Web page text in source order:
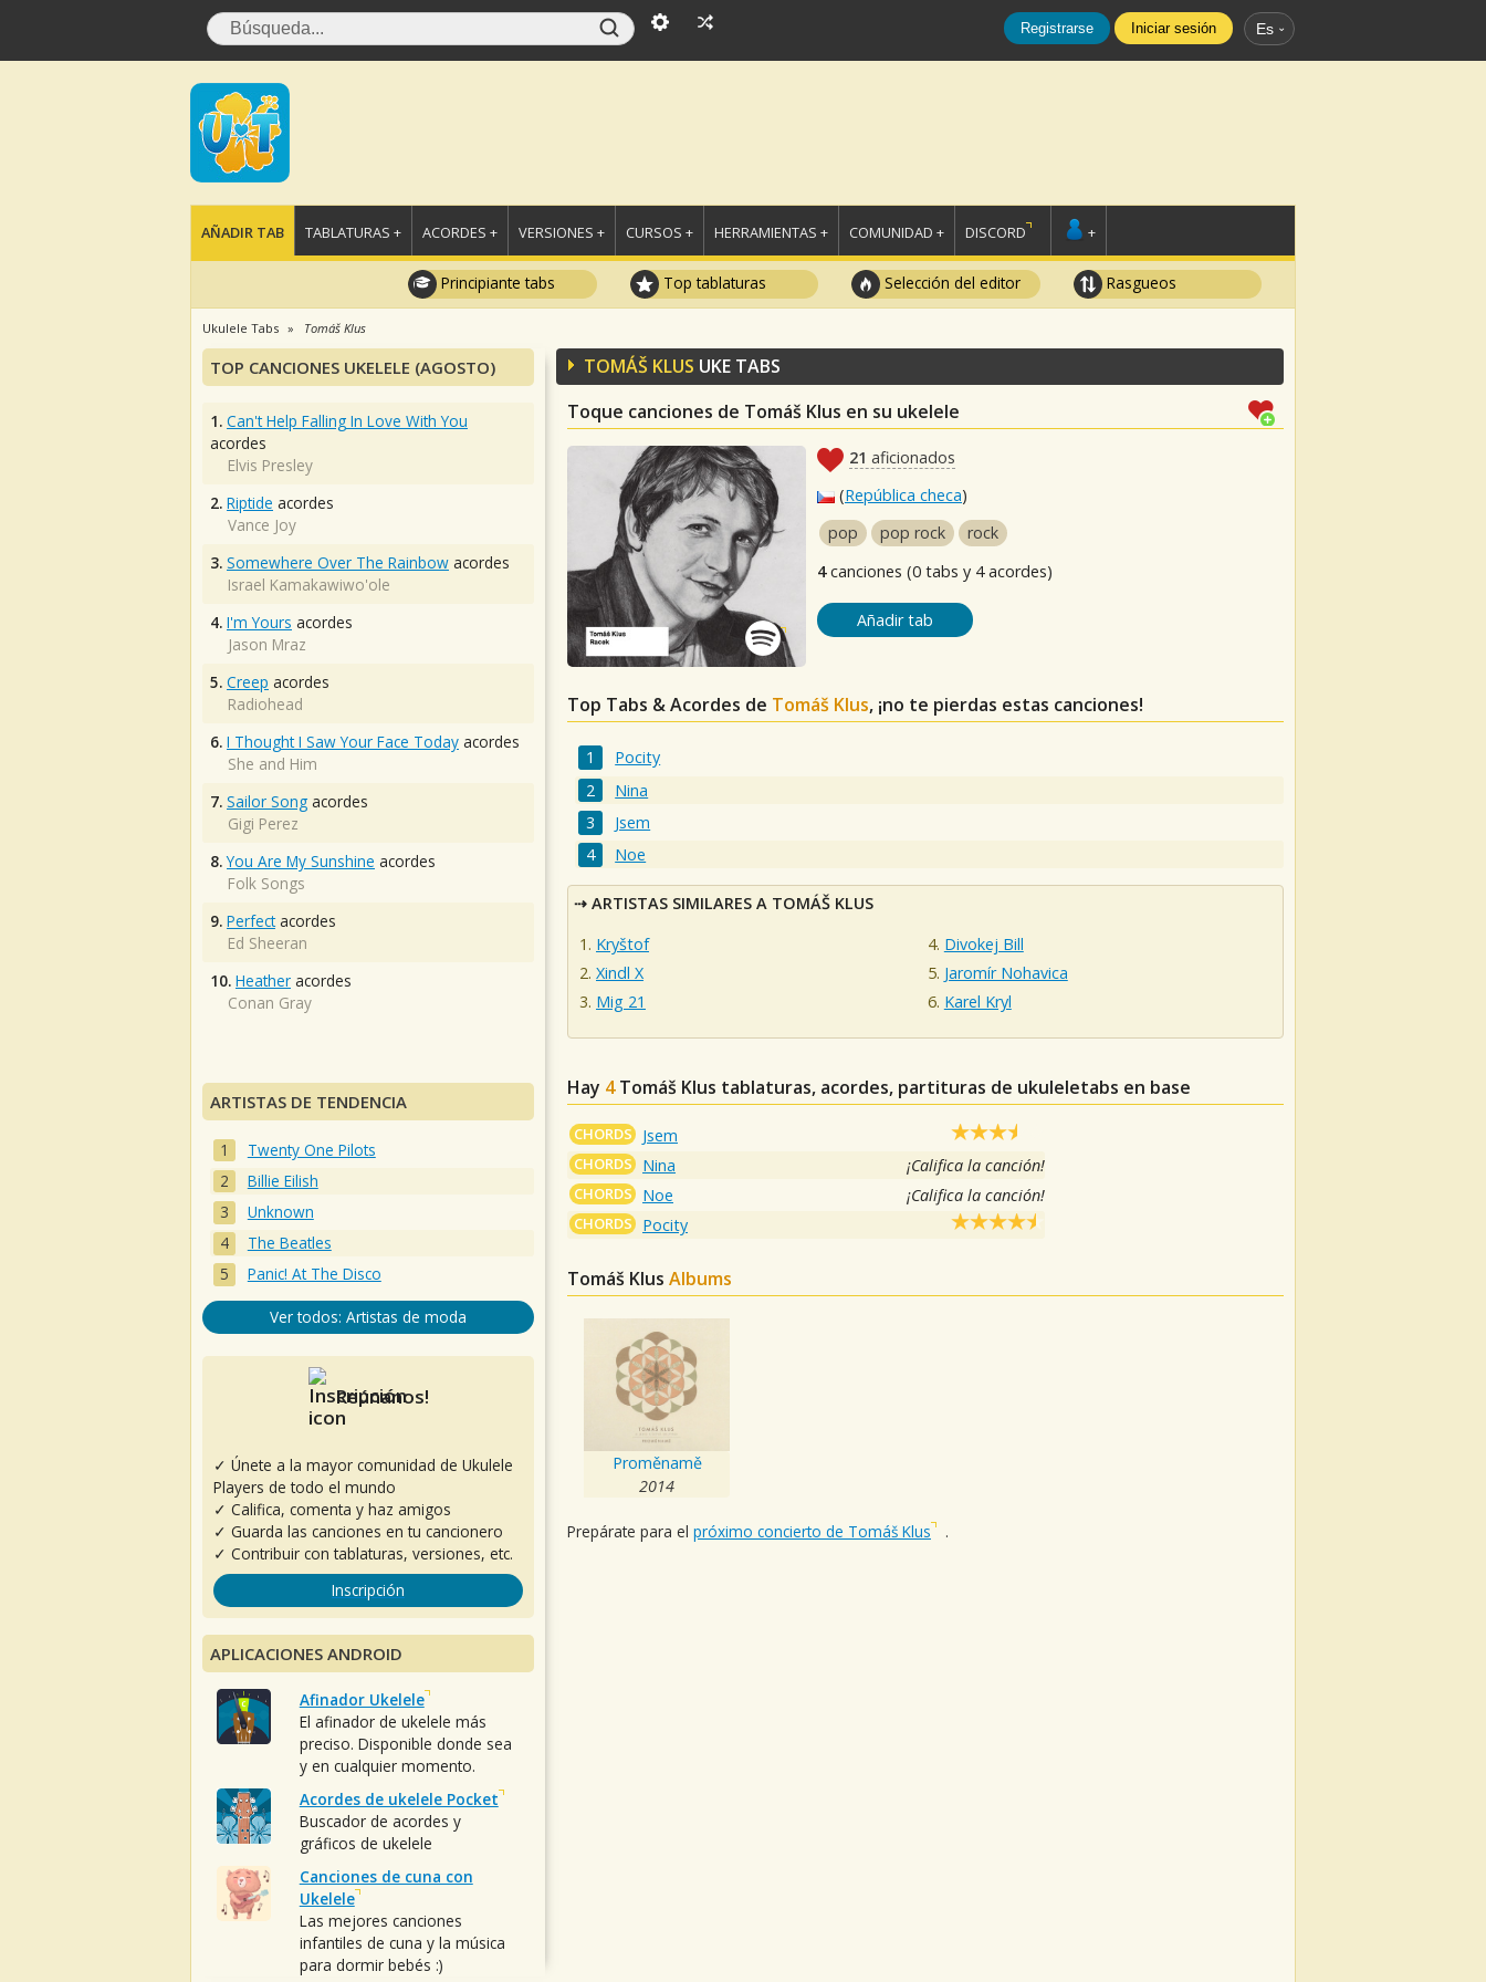
Registrarse Iniciar sesión Es
AÑADIR TAB TABLATURAS + ACORDES + VERSIONES + CURSOS + HERRAMIENTAS + COMUNIDAD + DISCORD +
Principiante tabs Top tablaturas Selección del editor Rasgueos
Ukulele Tabs Tomáš Klus
TOMÁŠ KLUS UKE TABS
Toque canciones de Tomáš Klus en su ukelele
21 aficionados
(República checa)
pop
pop rock
rock
4canciones (0 tabs y 4 acordes)
Añadir tab
Top Tabs & Acordes de Tomáš Klus, ¡no te pierdas estas canciones!
Pocity
Nina
Jsem
Noe
ARTISTAS SIMILARES A TOMÁŠ KLUS
Kryštof
Xindl X
Mig 21
Divokej Bill
Jaromír Nohavica
Karel Kryl
Hay 4 Tomáš Klus tablaturas, acordes, partituras de ukuleletabs en base
CHORDS Jsem
CHORDS Nina ¡Califica la canción!
CHORDS Noe ¡Califica la canción!
CHORDS Pocity
Tomáš Klus Albums
Proměnamě
2014
Prepárate para el próximo concierto de Tomáš Klus .
TOP CANCIONES UKELELE (AGOSTO)
1. Can't Help Falling In Love With You
acordes
Elvis Presley
2. Riptide acordes
Vance Joy
3. Somewhere Over The Rainbow acordes
Israel Kamakawiwo'ole
4. I'm Yours acordes
Jason Mraz
5. Creep acordes
Radiohead
6. I Thought I Saw Your Face Today acordes
She and Him
7. Sailor Song acordes
Gigi Perez
8. You Are My Sunshine acordes
Folk Songs
9. Perfectacordes
Ed Sheeran
10. Heather acordes
Conan Gray
ARTISTAS DE TENDENCIA
Twenty One Pilots
Billie Eilish
Unknown
The Beatles
Panic! At The Disco
Ver todos: Artistas de moda
Reúnanos!
✓ Únete a la mayor comunidad de Ukulele
Players de todo el mundo
✓ Califica, comenta y haz amigos
✓ Guarda las canciones en tu cancionero
✓ Contribuir con tablaturas, versiones, etc.
Inscripción
APLICACIONES ANDROID
Afinador Ukelele
El afinador de ukelele más
preciso. Disponible donde sea
y en cualquier momento.
Acordes de ukelele Pocket
Buscador de acordes y
gráficos de ukelele
Canciones de cuna con
Ukelele
Las mejores canciones
infantiles de cuna y la música
para dormir bebés :)